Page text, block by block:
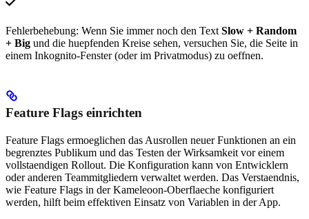
Fehlerbehebung: Wenn Sie immer noch den Text Slow + Random
+ Big und die huepfenden Kreise sehen, versuchen Sie, die Seite in
einem Inkognito-Fenster (oder im Privatmodus) zu oeffnen.
Feature Flags einrichten
Feature Flags ermoeglichen das Ausrollen neuer Funktionen an ein
begrenztes Publikum und das Testen der Wirksamkeit vor einem
vollstaendigen Rollout. Die Konfiguration kann von Entwicklern
oder anderen Teammitgliedern verwaltet werden. Das Verstaendnis,
wie Feature Flags in der Kameleoon-Oberflaeche konfiguriert
werden, hilft beim effektiven Einsatz von Variablen in der App.